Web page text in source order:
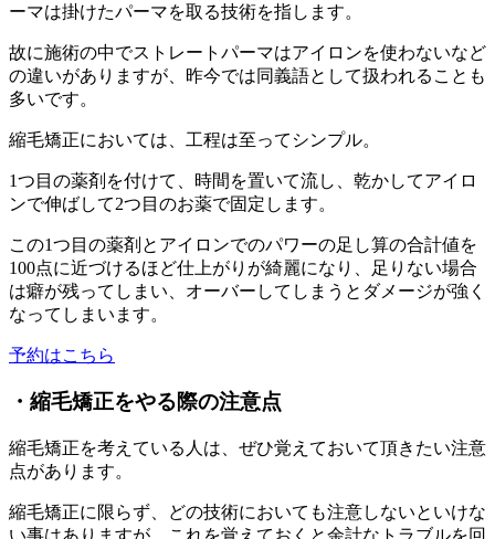
ーマは掛けたパーマを取る技術を指します。
故に施術の中でストレートパーマはアイロンを使わないなど
の違いがありますが、昨今では同義語として扱われることも
多いです。
縮毛矯正においては、工程は至ってシンプル。
1つ目の薬剤を付けて、時間を置いて流し、乾かしてアイロ
ンで伸ばして2つ目のお薬で固定します。
この1つ目の薬剤とアイロンでのパワーの足し算の合計値を
100点に近づけるほど仕上がりが綺麗になり、足りない場合
は癖が残ってしまい、オーバーしてしまうとダメージが強く
なってしまいます。
予約はこちら
・縮毛矯正をやる際の注意点
縮毛矯正を考えている人は、ぜひ覚えておいて頂きたい注意
点があります。
縮毛矯正に限らず、どの技術においても注意しないといけな